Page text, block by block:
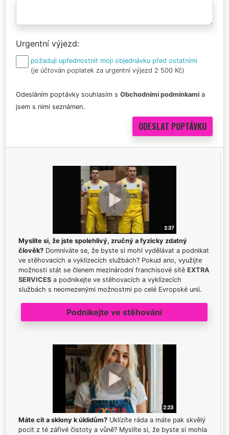
Urgentní výjezd
požaduji upřednostnit moji objednávku před ostatními
(je účtován poplatek za urgentní výjezd 2 500 Kč)
Odesláním poptávky souhlasím s Obchodními podmínkami a
jsem s nimi seznámen.
Myslíte si, že jste spolehlivý, zručný a fyzicky zdatný
člověk? Domníváte se, že byste si mohl vydělávat a podnikat
ve stěhovacích a vyklízecích službách? Pokud ano, využijte
možnosti stát se členem mezinárodní franchisové sítě EXTRA
SERVICES a podnikejte ve stěhovacích a vyklízecích
službách s neomezenými možnostmi po celé Evropské unii.
Podnikejte ve stěhování
Máte cit a sklony k úklidům? Uklízíte ráda a máte pak skvělý
pocit z té zářivé čistoty a vůně? Myslíte si, že byste si mohla